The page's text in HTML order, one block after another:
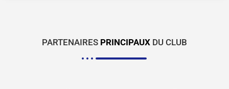
PARTENAIRES PRINCIPAUX DU CLUB